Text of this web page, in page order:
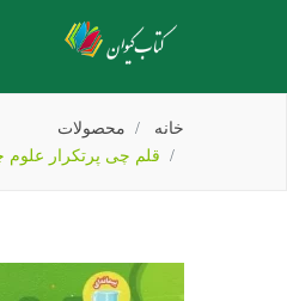
خانه
محصولات
قلم چی پرتکرار علوم